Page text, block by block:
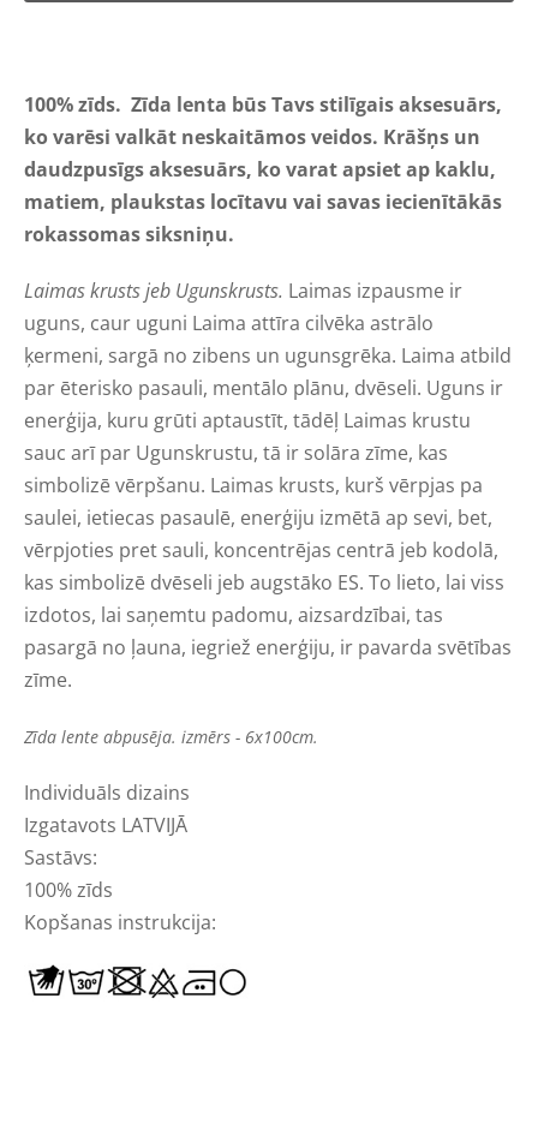
100% zīds. Zīda lenta būsTavs stilīgais aksesuārs,
ko varēsi valkāt neskaitāmos veidos. Krāšņs un
daudzpusīgs aksesuārs, ko varat apsiet ap kaklu,
matiem, plaukstas locītavu vai savas iecienītākās
rokassomas siksniņu.
Laimas krusts jeb Ugunskrusts. Laimas izpausme ir
uguns, caur uguni Laima attīra cilvēka astrālo
ķermeni, sargā no zibens un ugunsgrēka. Laima atbild
par ēterisko pasauli, mentālo plānu, dvēseli. Uguns ir
enerģija, kuru grūti aptaustīt, tādēļ Laimas krustu
sauc arī par Ugunskrustu, tā ir solāra zīme, kas
simbolizē vērpšanu. Laimas krusts, kurš vērpjas pa
saulei, ietiecas pasaulē, enerģiju izmētā ap sevi, bet,
vērpjoties pret sauli, koncentrējas centrā jeb kodolā,
kas simbolizē dvēseli jeb augstāko ES. To lieto, lai viss
izdotos, lai saņemtu padomu, aizsardzībai, tas
pasargā no ļauna, iegriež enerģiju, ir pavarda svētības
zīme.
Zīda lente abpusēja. izmērs - 6x100cm.
Individuāls dizains
Izgatavots LATVIJĀ
Sastāvs:
100% zīds
Kopšanas instrukcija: